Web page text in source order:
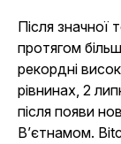
Після значної
протягом
рекордні
рівнинах, 2
після появи
В’єтнамом.